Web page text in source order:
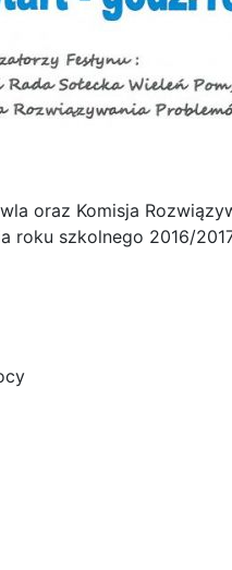
oraz Komisja
roku szkolnego 2016/